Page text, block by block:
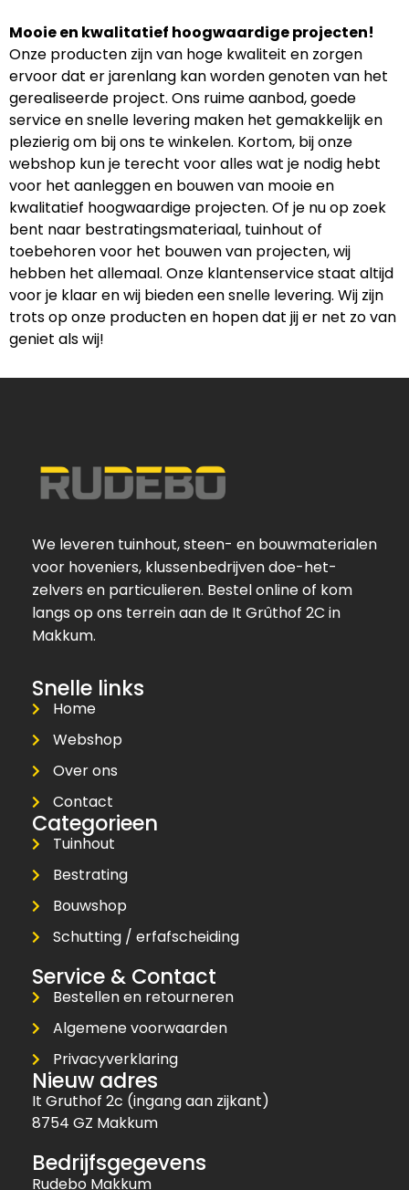
Mooie en kwalitatief hoogwaardige projecten!
Onze producten zijn van hoge kwaliteit en zorgen
ervoor dat er jarenlang kan worden genoten van het
gerealiseerde project. Ons ruime aanbod, goede
service en snelle levering maken het gemakkelijk en
plezierig om bij ons te winkelen. Kortom, bij onze
webshop kun je terecht voor alles wat je nodig hebt
voor het aanleggen en bouwen van mooie en
kwalitatief hoogwaardige projecten. Of je nu op zoek
bent naar bestratingsmateriaal, tuinhout of
toebehoren voor het bouwen van projecten, wij
hebben het allemaal. Onze klantenservice staat altijd
voor je klaar en wij bieden een snelle levering. Wij zijn
trots op onze producten en hopen dat jij er net zo van
geniet als wij!
We leveren tuinhout, steen- en bouwmaterialen
voor hoveniers, klussenbedrijven doe-het-
zelvers en particulieren. Bestel online of kom
langs op ons terrein aan de It Grûthof 2C in
Makkum.
Snelle links
Home
Webshop
Over ons
Contact
Categorieen
Tuinhout
Bestrating
Bouwshop
Schutting / erfafscheiding
Service & Contact
Bestellen en retourneren
Algemene voorwaarden
Privacyverklaring
Nieuw adres
It Gruthof 2c (ingang aan zijkant)
8754 GZ Makkum
Bedrijfsgegevens
Rudebo Makkum